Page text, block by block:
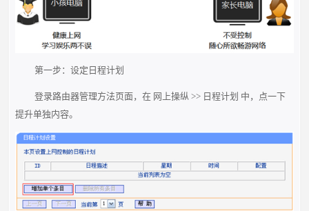
第一步：设定日程计划
登录路由器管理方法页面，在 网上操纵 >> 日程计划 中，点一下
提升单独内容。